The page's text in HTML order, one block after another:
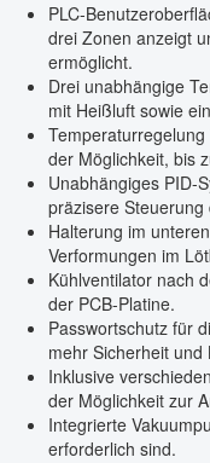
PLC-
drei Zonen anzeigt
ermöglicht.
Drei unabhängige
mit Heißluft sowie
der Möglichkeit, bis
Unabhängiges PID-
präzisere
Halterung im
Verformungen im
Kühlventilator nach
der PCB-Platine.
Passwortschutz für
mehr Sicherheit und
Inklusive
der Möglichkeit zur
Integrierte
erforderlich sind.